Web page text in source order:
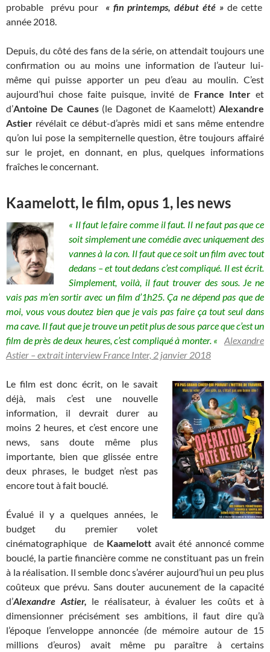
probable prévu pour « fin printemps, début été » de cette
année 2018.
Depuis, du côté des fans de la série, on attendait toujours une
confirmation ou au moins une information de l’auteur lui-
même qui puisse apporter un peu d’eau au moulin. C’est
aujourd’hui chose faite puisque, invité de France Inter et
d’Antoine De Caunes(le Dagonet de Kaamelott) Alexandre
Astier révélait ce début-d’après midi et sans même entendre
qu’on lui pose la sempiternelle question, être toujours affairé
sur le projet, en donnant, en plus, quelques informations
fraîches le concernant.
Kaamelott, le film, opus 1, les news
« Il faut le faire comme il faut. Il ne faut pas que ce
soit simplement une comédie avec uniquement des
vannes à la con. Il faut que ce soit un film avec tout
dedans – et tout dedans c’est compliqué. Il est écrit.
Simplement, voilà, il faut trouver des sous. Je ne
vais pas m’en sortir avec un film d’1h25. Ça ne dépend pas que de
moi, vous vous doutez bien que je vais pas faire ça tout seul dans
ma cave. Il faut que je trouve un petit plus de sous parce que c’est un
film de près de deux heures, c’est compliqué à monter. «
Alexandre
Astier – extrait interview France Inter, 2 janvier 2018
Le film est donc écrit, on le savait
déjà, mais c’est une nouvelle
information, il devrait durer au
moins 2 heures, et c’est encore une
news, sans doute même plus
importante, bien que glissée entre
deux phrases, le budget n’est pas
encore tout à fait bouclé.
Évalué il y a quelques années, le
budget du premier volet
cinématographique de Kaamelott avait été annoncé comme
bouclé, la partie financière comme ne constituant pas un frein
à la réalisation. Il semble donc s’avérer aujourd’hui un peu plus
coûteux que prévu. Sans douter aucunement de la capacité
d’Alexandre Astier,
le réalisateur, à évaluer les coûts et à
dimensionner précisément ses ambitions, il faut dire qu’à
l’époque l’enveloppe annoncée (de mémoire autour de 15
millions d’euros) avait même pu paraître à certains